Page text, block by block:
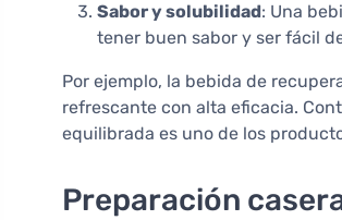
Sabor y solubilidad: Una
tener buen sabor y ser fácil
Por ejemplo, la bebida de
refrescante con alta eficacia.
equilibrada es uno de los
Preparación